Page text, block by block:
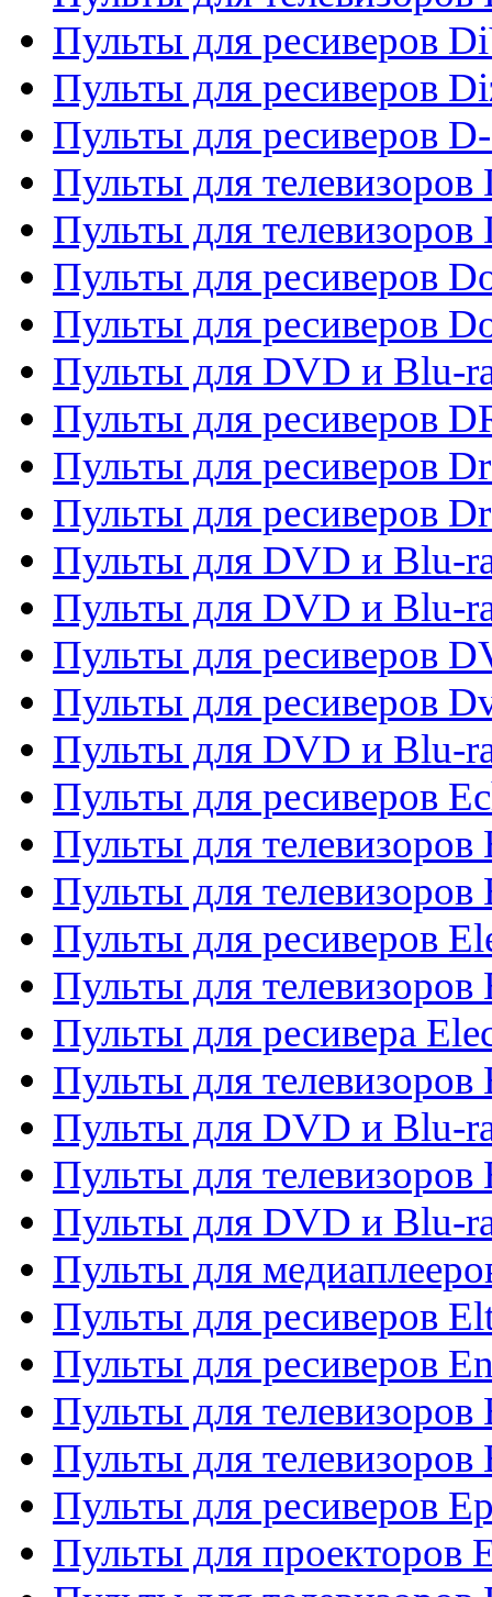
Пульты для ресиверов
Пульты для ресиверов
Пульты для ресиверов
Пульты для телевизоров
Пульты для
Пульты для ресиверов
Пульты для ресиверов
Пульты для DVD и Blu-
Пульты для ресиверов
Пульты для ресиверов
Пульты для ресиверов
Пульты для DVD и Blu-
Пульты для DVD и Blu-
Пульты для ресиверов
Пульты для ресиверов
Пульты для DVD и Blu-
Пульты для ресиверов
Пульты для телевизоров
Пульты для телевизоров
Пульты для ресиверов
Пульты для телевизоров
Пульты для ресивера
Пульты для телевизоров
Пульты для DVD и Blu-
Пульты для телевизоров
Пульты для DVD и Blu-
Пульты для
Пульты для ресиверов
Пульты для ресиверов
Пульты для телевизоров
Пульты для телевизоров
Пульты для ресиверов
Пульты для проекторов